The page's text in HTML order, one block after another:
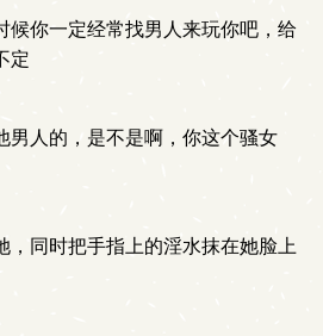
你一定经常找男人来玩你吧，给
定
人的，是不是啊，你这个骚女
同时把手指上的淫水抹在她脸上